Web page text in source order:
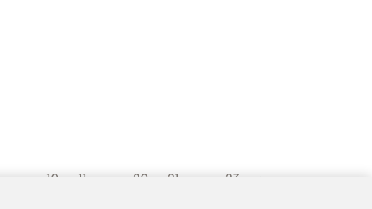
Energy Outlook?
Energy Outlook?
10 11 20 21 23 >